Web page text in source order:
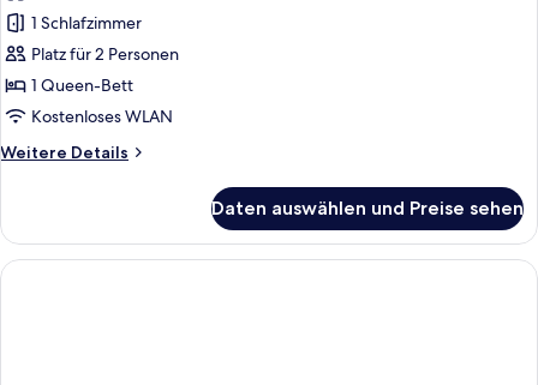
Suite,
1
Queen-
Bett,
anzeigen
1 Schlafzimmer
Platz für 2 Personen
1 Queen-Bett
Kostenloses WLAN
Weitere Details
Weitere
Suite,
Queen-
Daten auswählen und Preise sehen